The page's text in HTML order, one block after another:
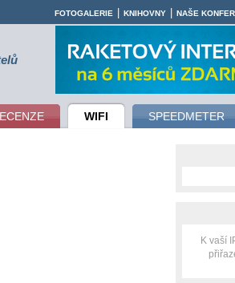
WIFI SPEEDMETER
FOTOGALERIE KNIHOVNY NAŠE
K vaší